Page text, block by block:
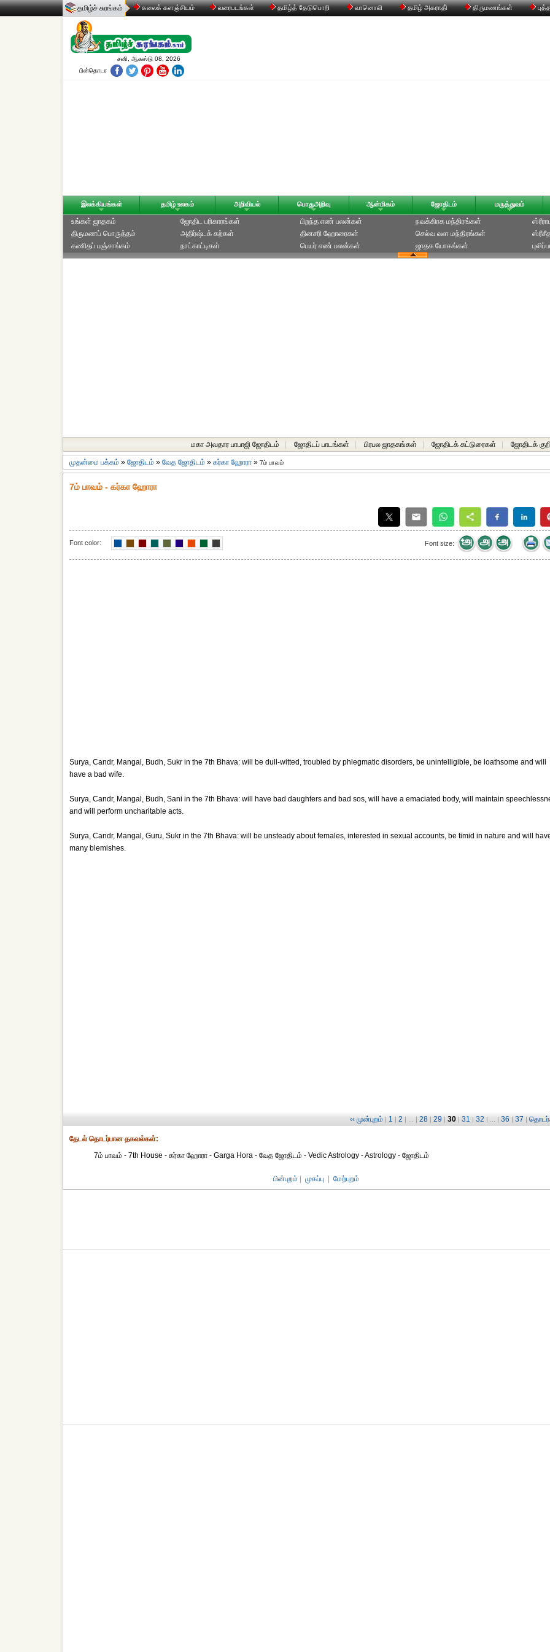
தமிழ்ச் சுரங்கம் கலைக் களஞ்சியம் வரைபடங்கள் தமிழ்த் தேடுபொறி வானொலி தமிழ் அகராதி் திருமணங்கள்
சனி, ஆகஸ்டு 08, 2026
பின்தொடர
இலக்கியங்கள் தமிழ் உலகம் அறிவியல் பொதுஅறிவு ஆன்மிகம் ஜோதிடம் மருத்துவம்
உங்கள் ஜாதகம்
திருமணப் பொருத்தம்
கணிதப் பஞ்சாங்கம்
ஜோதிட ப‌ரிகார‌ங்க‌ள்
அதிர்ஷ்டக் கற்கள்
நாட்காட்டிகள்
பிறந்த எண் பலன்கள்
தினசரி ஹோரைகள்
பெயர் எண் பலன்கள்
நவக்கிரக மந்திரங்கள்
செல்வ வள மந்திரங்கள்
ஜாதக யோகங்கள்
மகா அவதார பாபாஜி ஜோதிடம் ஜோதிடப் பாடங்கள் பிரபல ஜாதகங்கள் ஜோதிடக் கட்டுரைகள் ஜோதிடக்
முதன்மை பக்கம் » ஜோதிடம் » வேத ஜோதிடம் » கர்கா ஹோரா » 7ம் பாவம்
7ம் பாவம் - கர்கா ஹோரா
Font color: Font size:
Surya, Candr, Mangal, Budh, Sukr in the 7th Bhava: will be dull-witted, troubled by phlegmatic disorders, be unintelligible, be loathsome and will
have a bad wife.
Surya, Candr, Mangal, Budh, Sani in the 7th Bhava: will have bad daughters and bad sos, will have a emaciated body, will maintain
and will perform uncharitable acts.
Surya, Candr, Mangal, Guru, Sukr in the 7th Bhava: will be unsteady about females, interested in sexual accounts, be timid in nature and will
many blemishes.
‹‹ முன்புறம் | 1 | 2 | ... | 28 | 29 | 30 | 31 | 32 | ... | 36 | 37 |
தேட‌ல் தொட‌ர்பான தகவ‌ல்க‌ள்:
7ம் பாவம் - 7th House - கர்கா ஹோரா - Garga Hora - வேத ஜோதிடம் - Vedic Astrology - Astrology - ஜோதிடம்
பின்புறம் முகப்பு மேற்புறம்